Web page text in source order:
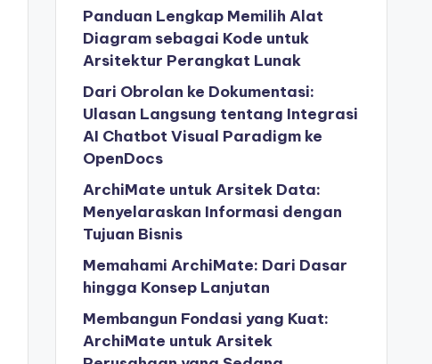
Panduan Lengkap Memilih Alat
Diagram sebagai Kode untuk
Arsitektur Perangkat Lunak
Dari Obrolan ke Dokumentasi:
Ulasan Langsung tentang Integrasi
AI Chatbot Visual Paradigm ke
OpenDocs
ArchiMate untuk Arsitek Data:
Menyelaraskan Informasi dengan
Tujuan Bisnis
Memahami ArchiMate: Dari Dasar
hingga Konsep Lanjutan
Membangun Fondasi yang Kuat:
ArchiMate untuk Arsitek